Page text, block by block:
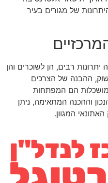
של מגורים בעיר
רבים, הן לשוכרים והן
ההבנה של הצרכים
מושכלות הם המפתחות
וההכנה המתאימה, ניתן
המגוון.